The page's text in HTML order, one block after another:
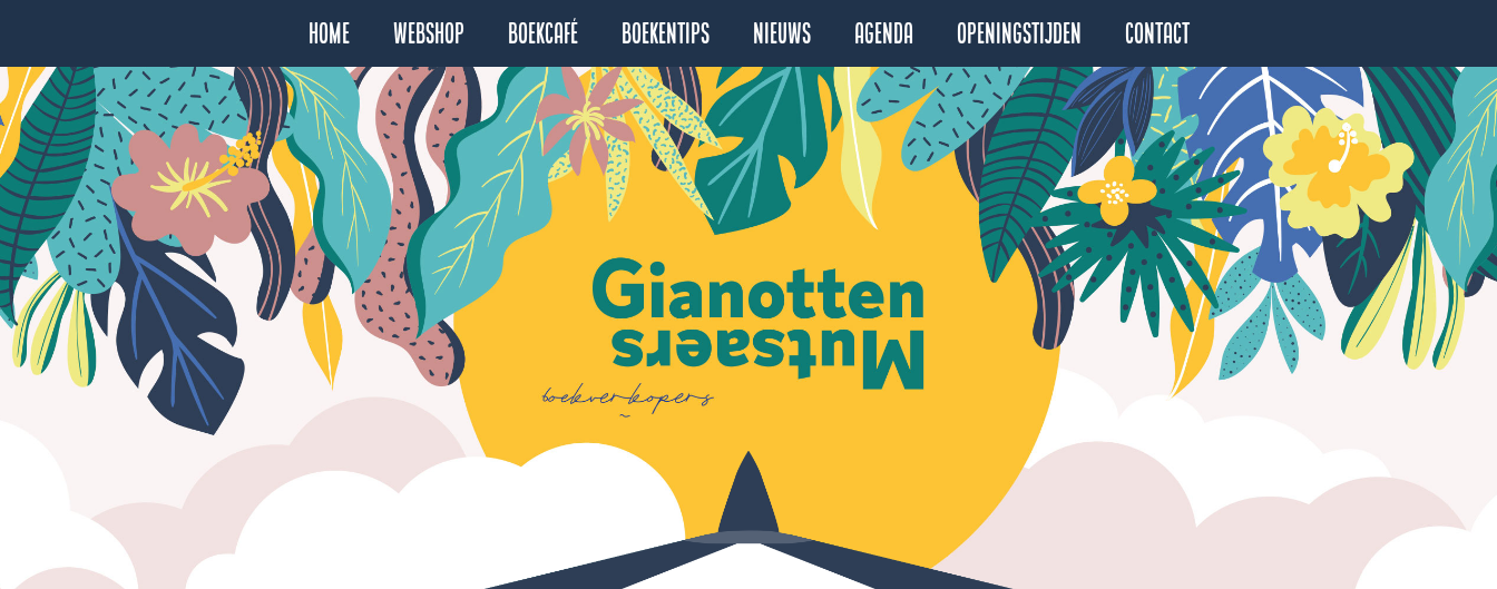
Home Webshop Boekcafé Boekentips Nieuws Agenda Openingstijden Contact